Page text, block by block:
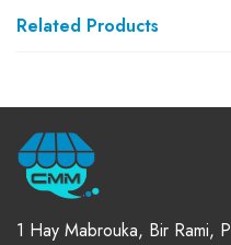
Related Products
1 Hay Mabrouka, Bir Rami,